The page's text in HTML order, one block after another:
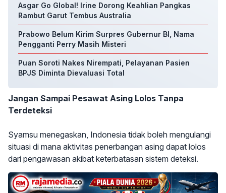
Asgar Go Global! Irine Dorong Keahlian Pangkas
Rambut Garut Tembus Australia
Prabowo Belum Kirim Surpres Gubernur BI, Nama
Pengganti Perry Masih Misteri
Puan Soroti Nakes Nirempati, Pelayanan Pasien
BPJS Diminta Dievaluasi Total
Jangan Sampai Pesawat Asing Lolos Tanpa
Terdeteksi
Syamsu menegaskan, Indonesia tidak boleh mengulangi
situasi di mana aktivitas penerbangan asing dapat lolos
dari pengawasan akibat keterbatasan sistem deteksi.